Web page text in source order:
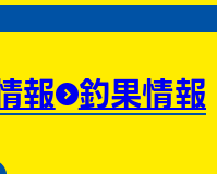
報 釣果情報